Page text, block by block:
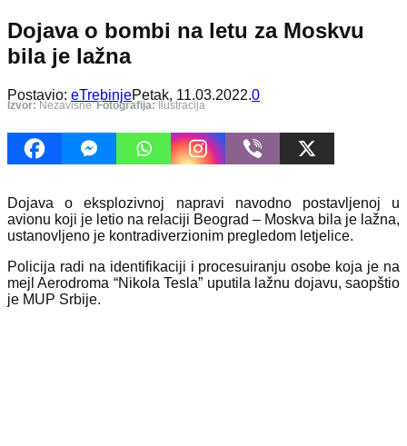
Dojava o bombi na letu za Moskvu
bila je lažna
Postavio: eTrebinjePetak, 11.03.2022.0
Izvor: Nezavisne Fotografija: Ilustracija
Dojava o eksplozivnoj napravi navodno postavljenoj u
avionu koji je letio na relaciji Beograd – Moskva bila je lažna,
ustanovljeno je kontradiverzionim pregledom letjelice.
Policija radi na identifikaciji i procesuiranju osobe koja je na
mejl Aerodroma “Nikola Tesla” uputila lažnu dojavu, saopštio
je MUP Srbije.